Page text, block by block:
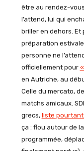
être au rendez-
l’attend, lui qui
briller en dehors. Et
préparation
personne ne
officiellement pour
en Autriche, au
Celle du mercato,
matchs amicaux.
grecs, liste
ça : flou autour de
programmée,